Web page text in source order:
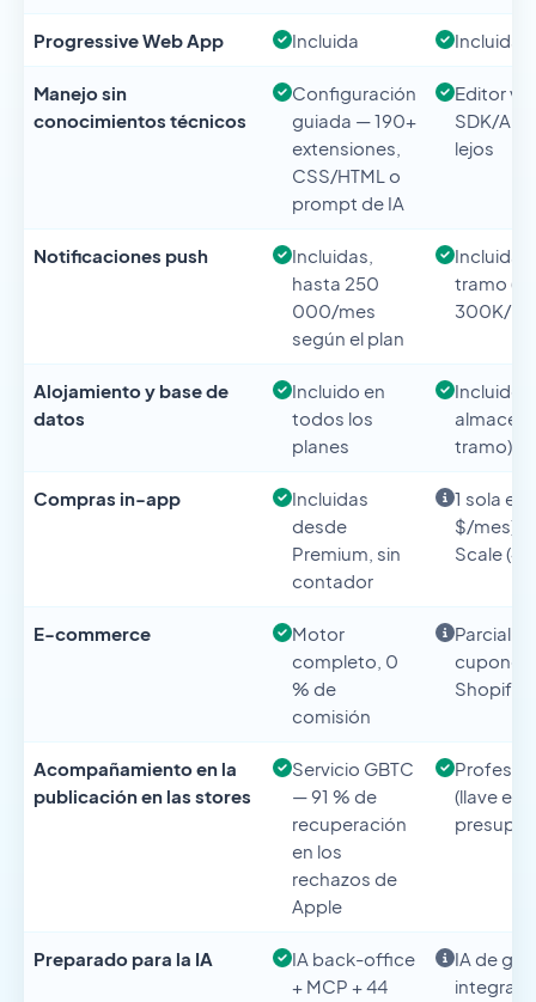
Progressive Web App Incluida Incluida
Manejo sin
conocimientos técnicos
Configuración
guiada — 190+
extensiones,
CSS/HTML o
prompt de IA
Editor
SDK/API
lejos
Notificaciones push
Incluidas,
hasta 250
000/mes
según el plan
tramo
300K/
Alojamiento y base de
datos
Incluido en
todos los
planes
Incluido
tramo)
Compras in-app
Incluidas
desde
Premium, sin
contador
1 sola en
$/mes),
Scale
E-commerce
Motor
completo, 0
% de
comisión
Parcial
Shopify
Acompañamiento en la
publicación en las stores
Servicio GBTC
— 91 % de
recuperación
en los
rechazos de
Apple
(llave en
Preparado para la IA
IA back-office
+ MCP + 44
IA de